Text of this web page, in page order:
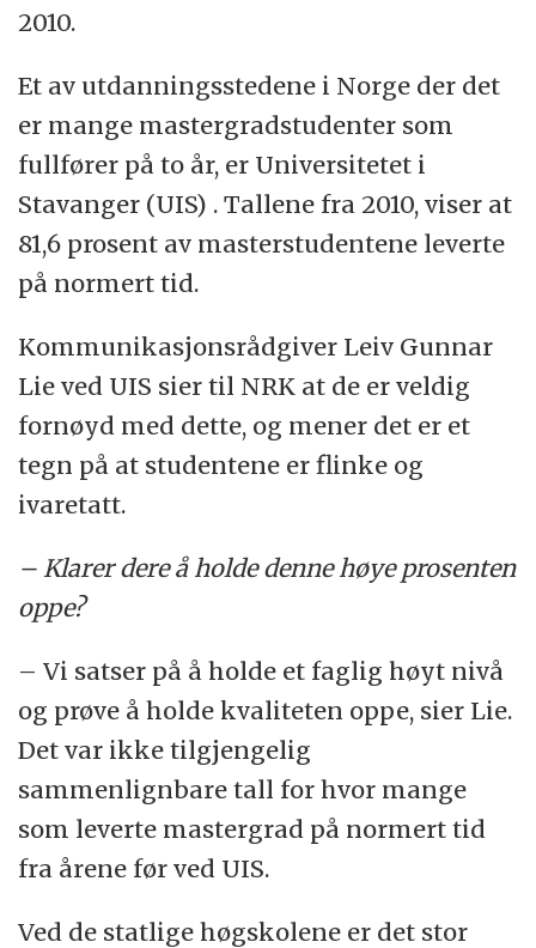
2010.
Et av utdanningsstedene i Norge der det
er mange mastergradstudenter som
fullfører på to år, er Universitetet i
Stavanger (UIS) . Tallene fra 2010, viser at
81,6 prosent av masterstudentene leverte
på normert tid.
Kommunikasjonsrådgiver Leiv Gunnar
Lie ved UIS sier til NRK at de er veldig
fornøyd med dette, og mener det er et
tegn på at studentene er flinke og
ivaretatt.
– Klarer dere å holde denne høye prosenten
oppe?
– Vi satser på å holde et faglig høyt nivå
og prøve å holde kvaliteten oppe, sier Lie.
Det var ikke tilgjengelig
sammenlignbare tall for hvor mange
som leverte mastergrad på normert tid
fra årene før ved UIS.
Ved de statlige høgskolene er det stor